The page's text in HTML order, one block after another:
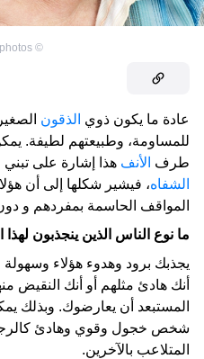
©
عادة ما يكون ذوي الذقون
للمساومة، وطبيعتهم لطيفة.
طرف الأنف هذا إشارة على
الشفاه، فيشير شكلها إلى أن
المواقف الحاسمة بمفردهم و
ما نوع الناس الذين ينجذبون
يجذبك برود وهدوء هؤلاء
أنك هادئ مثلهم أو أنك النقيض
المستبعد أن يعارضوك. وبذلك
شخص خجول وقوي وهادئ
المتلاعب بالآخرين.